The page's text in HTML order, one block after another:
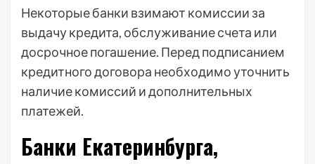
Некоторые банки взимают комиссии за
выдачу кредита, обслуживание счета или
досрочное погашение. Перед подписанием
кредитного договора необходимо уточнить
наличие комиссий и дополнительных
платежей.
Банки Екатеринбурга,